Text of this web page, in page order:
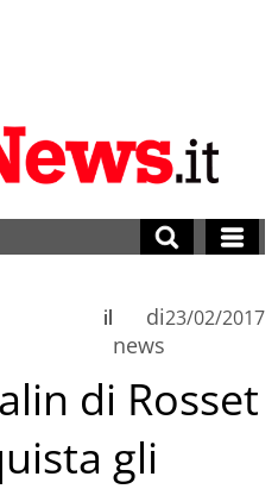
di
news
il 23/02/2017
di Rosset
gli